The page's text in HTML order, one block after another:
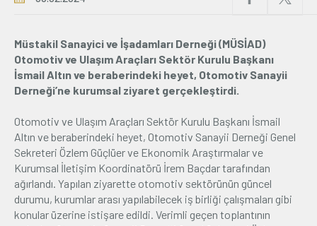
E-İşlemler
Müstakil Sanayici ve İşadamları Derneği (MÜSİAD)
Otomotiv ve Ulaşım Araçları Sektör Kurulu Başkanı
İsmail Altın ve beraberindeki heyet, Otomotiv Sanayii
Derneği’ne kurumsal ziyaret gerçekleştirdi.
Otomotiv ve Ulaşım Araçları Sektör Kurulu Başkanı İsmail
Altın ve beraberindeki heyet, Otomotiv Sanayii Derneği Genel
Sekreteri Özlem Güçlüer ve Ekonomik Araştırmalar ve
Kurumsal İletişim Koordinatörü İrem Baçdar tarafından
ağırlandı. Yapılan ziyarette otomotiv sektörünün güncel
durumu, kurumlar arası yapılabilecek iş birliği çalışmaları gibi
konular üzerine istişare edildi. Verimli geçen toplantının